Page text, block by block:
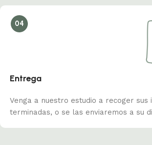
04
Entrega
Venga a nuestro estudio a recoger sus
terminadas, o se las enviaremos a su